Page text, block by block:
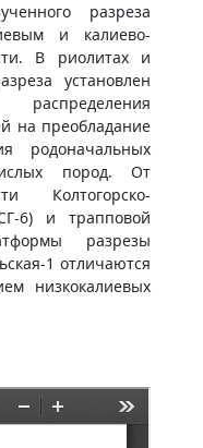
разреза
и калиево-
В риолитах и
установлен
на преобладание
родоначальных
пород. От
Колтогорско-
6) и трапповой
разрезы
1 отличаются
низкокалиевых